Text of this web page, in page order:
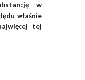
w
właśnie
tej